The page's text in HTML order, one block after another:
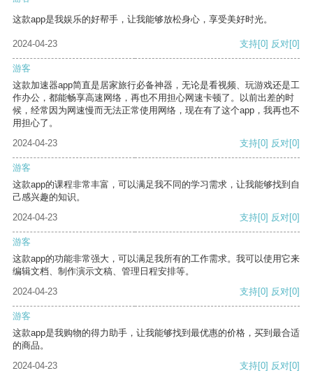
这款app是我娱乐的好帮手，让我能够放松身心，享受美好时光。
2024-04-23 支持[0] 反对[0]
游客
这款加速器app简直是居家旅行必备神器，无论是看视频、玩游戏还是工
作办公，都能畅享高速网络，再也不用担心网速卡顿了。以前出差的时
候，经常因为网速慢而无法正常使用网络，现在有了这个app，我再也不
用担心了。
2024-04-23
支持[0] 反对[0]
游客
这款app的课程非常丰富，可以满足我不同的学习需求，让我能够找到自
己感兴趣的知识。
2024-04-23
支持[0] 反对[0]
游客
这款app的功能非常强大，可以满足我所有的工作需求。我可以使用它来
编辑文档、制作演示文稿、管理日程安排等。
2024-04-23
支持[0] 反对[0]
游客
这款app是我购物的得力助手，让我能够找到最优惠的价格，买到最合适
的商品。
2024-04-23
支持[0] 反对[0]